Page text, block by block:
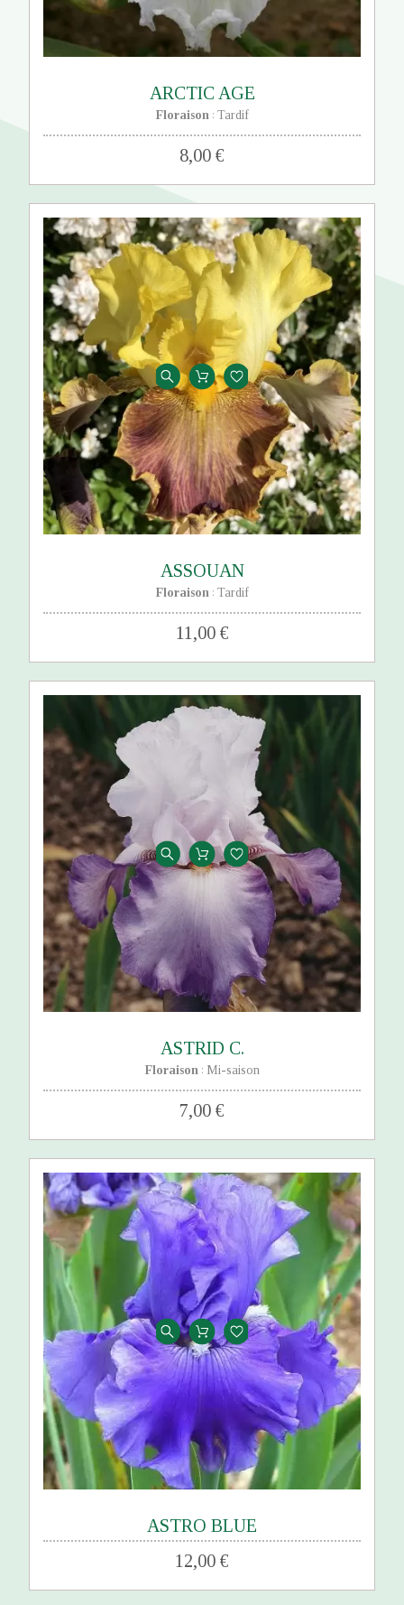
ARCTIC AGE
8,00 €
Floraison : Tardif
ASSOUAN
11,00 €
Floraison : Tardif
ASTRID C.
7,00 €
Floraison : Mi-saison
ASTRO BLUE
12,00 €